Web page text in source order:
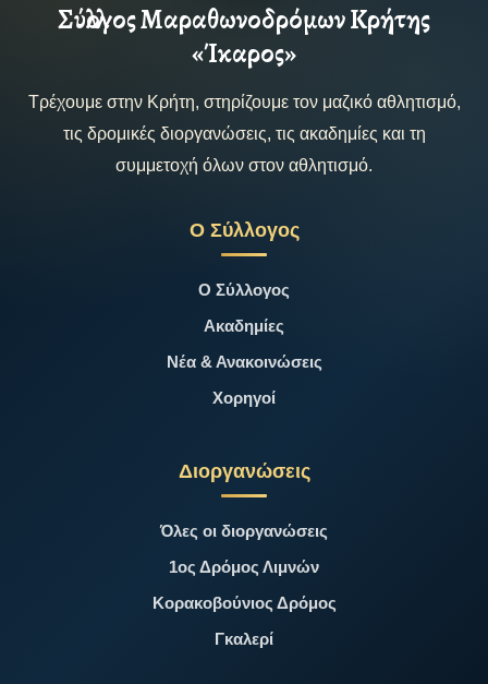
Σύλλογος Μαραθωνοδρόμων Κρήτης
«Ίκαρος»
Τρέχουμε στην Κρήτη, στηρίζουμε τον μαζικό αθλητισμό,
τις δρομικές διοργανώσεις, τις ακαδημίες και τη
συμμετοχή όλων στον αθλητισμό.
Ο Σύλλογος
Ο Σύλλογος
Ακαδημίες
Νέα & Ανακοινώσεις
Χορηγοί
Διοργανώσεις
Όλες οι διοργανώσεις
1ος Δρόμος Λιμνών
Κορακοβούνιος Δρόμος
Γκαλερί